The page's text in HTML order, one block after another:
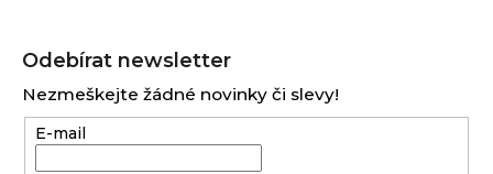
Odebírat newsletter
Nezmeškejte žádné novinky či slevy!
E-mail